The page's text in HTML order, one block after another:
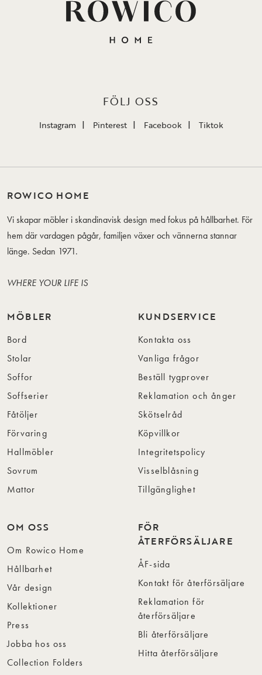
FÖLJ OSS
Instagram Pinterest Facebook Tiktok
ROWICO HOME
Vi skapar möbler i skandinavisk design med fokus på hållbarhet. För
hem där vardagen pågår, familjen växer och vännerna stannar
länge. Sedan 1971.
WHERE YOUR LIFE IS
MÖBLER
Bord
Stolar
Soffor
Soffserier
Fåtöljer
Förvaring
Hallmöbler
Sovrum
Mattor
KUNDSERVICE
Kontakta oss
Vanliga frågor
Beställ tygprover
Reklamation och ånger
Skötselråd
Köpvillkor
Integritetspolicy
Visselblåsning
Tillgänglighet
OM OSS
Om Rowico Home
Hållbarhet
Vår design
Kollektioner
Press
Jobba hos oss
Collection Folders
FÖR
ÅTERFÖRSÄLJARE
ÅF-sida
Kontakt för återförsäljare
Reklamation för
återförsäljare
Bli återförsäljare
Hitta återförsäljare